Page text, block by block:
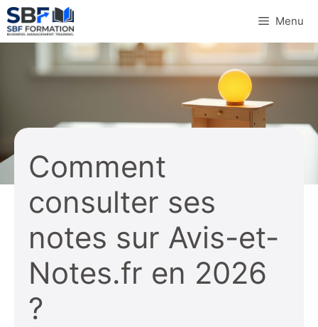
Aller
au
contenu
Menu
Comment
consulter ses
notes sur Avis-et-
Notes.fr en 2026
?